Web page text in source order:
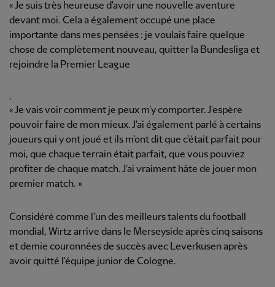
« Je suis très heureuse d'avoir une nouvelle aventure
devant moi. Cela a également occupé une place
importante dans mes pensées : je voulais faire quelque
chose de complètement nouveau, quitter la Bundesliga et
rejoindre la Premier League
.
« Je vais voir comment je peux m'y comporter. J'espère
pouvoir faire de mon mieux. J'ai également parlé à certains
joueurs qui y ont joué et ils m'ont dit que c'était parfait pour
moi, que chaque terrain était parfait, que vous pouviez
profiter de chaque match. J'ai vraiment hâte de jouer mon
premier match. »
Considéré comme l'un des meilleurs talents du football
mondial, Wirtz arrive dans le Merseyside après cinq saisons
et demie couronnées de succès avec Leverkusen après
avoir quitté l'équipe junior de Cologne.